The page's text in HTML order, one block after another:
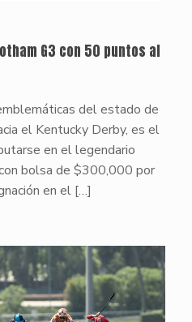
G3 con 50 puntos al
del estado de
el Kentucky Derby, es el
en el legendario
bolsa de $300,000 por
en el […]